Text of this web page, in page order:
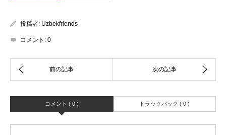
投稿者: Uzbekfriends
コメント: 0
コメント ( 0 ) トラックバック ( 0 )